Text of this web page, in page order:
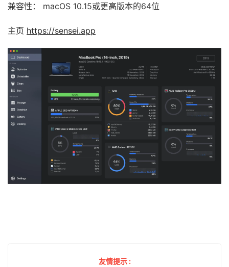
兼容性： macOS 10.15或更高版本的64位
主页 https://sensei.app
友情提示 :